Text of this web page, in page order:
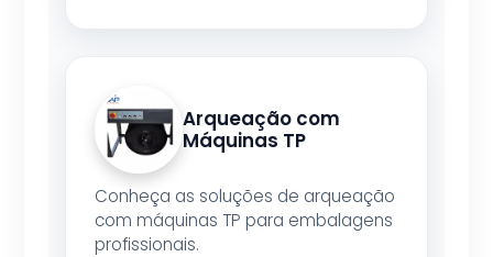
Arqueação com
Máquinas TP
Conheça as soluções de arqueação
com máquinas TP para embalagens
profissionais.